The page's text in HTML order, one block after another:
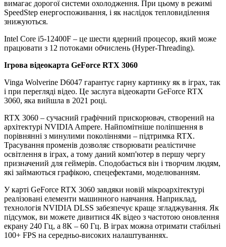
вимагає дорогої системи охолодження. При цьому в режимі
SpeedStep енергоспоживання, і як наслідок тепловиділення
знижуються.
Intel Core i5-12400F – це шести ядерний процесор, який може
працювати з 12 потоками обчислень (Hyper-Threading).
Ігрова відеокарта GeForce RTX 3060
Vinga Wolverine D6047 гарантує гарну картинку як в іграх, так
і при перегляді відео. Це заслуга відеокарти GeForce RTX
3060, яка вийшла в 2021 році.
RTX 3060 – сучасний графічний прискорювач, створений на
архітектурі NVIDIA Ampere. Найпомітніше поліпшення в
порівнянні з минулими поколіннями – підтримка RTX.
Трасування променів дозволяє створювати реалістичне
освітлення в іграх, а тому даний комп'ютер в першу чергу
призначений для геймерів. Сподобається він і творчим людям,
які займаються графікою, спецефектами, моделюванням.
У карті GeForce RTX 3060 завдяки новій мікроархітектурі
реалізовані елементи машинного навчання. Наприклад,
технологія NVIDIA DLSS забезпечує краще згладжування. Як
підсумок, ви можете дивитися 4К відео з частотою оновлення
екрану 240 Гц, а 8К – 60 Гц. В іграх можна отримати стабільні
100+ FPS на середньо-високих налаштуваннях.